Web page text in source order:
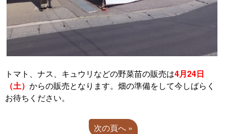
トマト、ナス、キュウリなどの野菜苗の販売は4月24日
（土） からの販売となります。畑の準備をして今しばらく
お待ちください。
次の頁へ »